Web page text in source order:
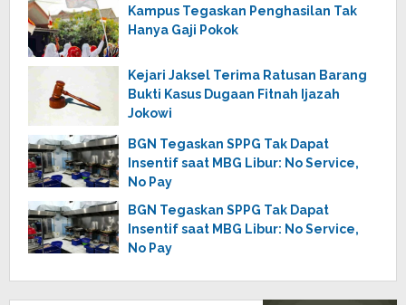
Kampus Tegaskan Penghasilan Tak
Hanya Gaji Pokok
Kejari Jaksel Terima Ratusan Barang
Bukti Kasus Dugaan Fitnah Ijazah
Jokowi
BGN Tegaskan SPPG Tak Dapat
Insentif saat MBG Libur: No Service,
No Pay
BGN Tegaskan SPPG Tak Dapat
Insentif saat MBG Libur: No Service,
No Pay